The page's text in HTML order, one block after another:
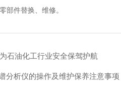
部件替换、维修。
石油化工行业安全保驾护航
分析仪的操作及维护保养注意事项